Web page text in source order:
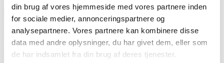
din brug af vores hjemmeside med vores partnere inden
for sociale medier, annonceringspartnere og
analysepartnere. Vores partnere kan kombinere disse
data med andre oplysninger, du har givet dem, eller som
de har indsamlet fra din brug af deres tjenester.
Træk og slip
Foreningen af Danske Buejægere (FADB)